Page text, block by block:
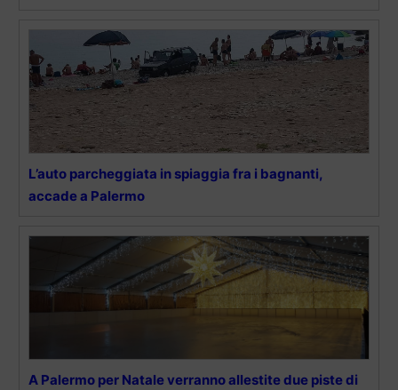
L’auto parcheggiata in spiaggia fra i bagnanti,
accade a Palermo
A Palermo per Natale verranno allestite due piste di